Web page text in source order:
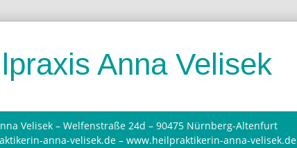
Anna Velisek
Velisek – Welfenstraße 24d – 90475 Nürnberg-Altenfurt
anna-velisek.de – www.heilpraktikerin-anna-velisek.de